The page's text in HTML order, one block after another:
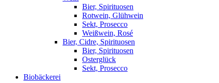
Bier, Spirituosen
Rotwein, Glühwein
Sekt, Prosecco
Weißwein, Rosé
Bier, Cidre, Spirituosen
Bier, Spirituosen
Osterglück
Sekt, Prosecco
Biobäckerei